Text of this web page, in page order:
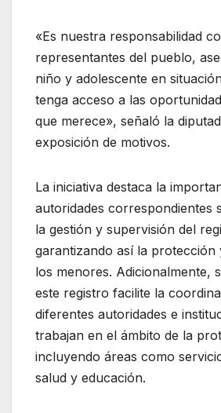
«Es nuestra responsabilidad
representantes del pueblo,
niño y adolescente en
tenga acceso a las
que merece», señaló la
exposición de motivos.
La iniciativa destaca la
autoridades correspondientes
la gestión y supervisión del
garantizando así la protección
los menores. Adicionalmente,
este registro facilite la
diferentes autoridades e
trabajan en el ámbito de la
incluyendo áreas como
salud y educación.